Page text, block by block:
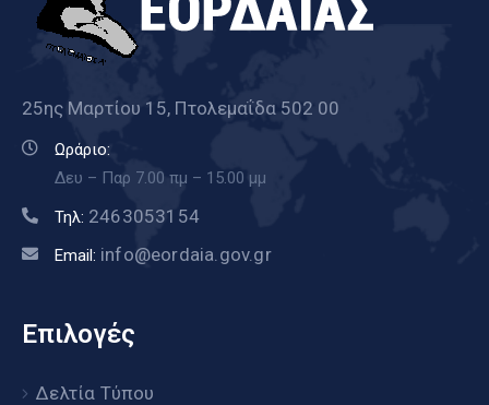
25ης Μαρτίου 15, Πτολεμαΐδα 502 00
Ωράριο:
Δευ – Παρ 7.00 πμ – 15.00 μμ
Τηλ: 2463053154
Email: info@eordaia.gov.gr
Επιλογές
Δελτία Τύπου